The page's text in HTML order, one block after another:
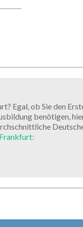
Egal, ob Sie den
benötigen,